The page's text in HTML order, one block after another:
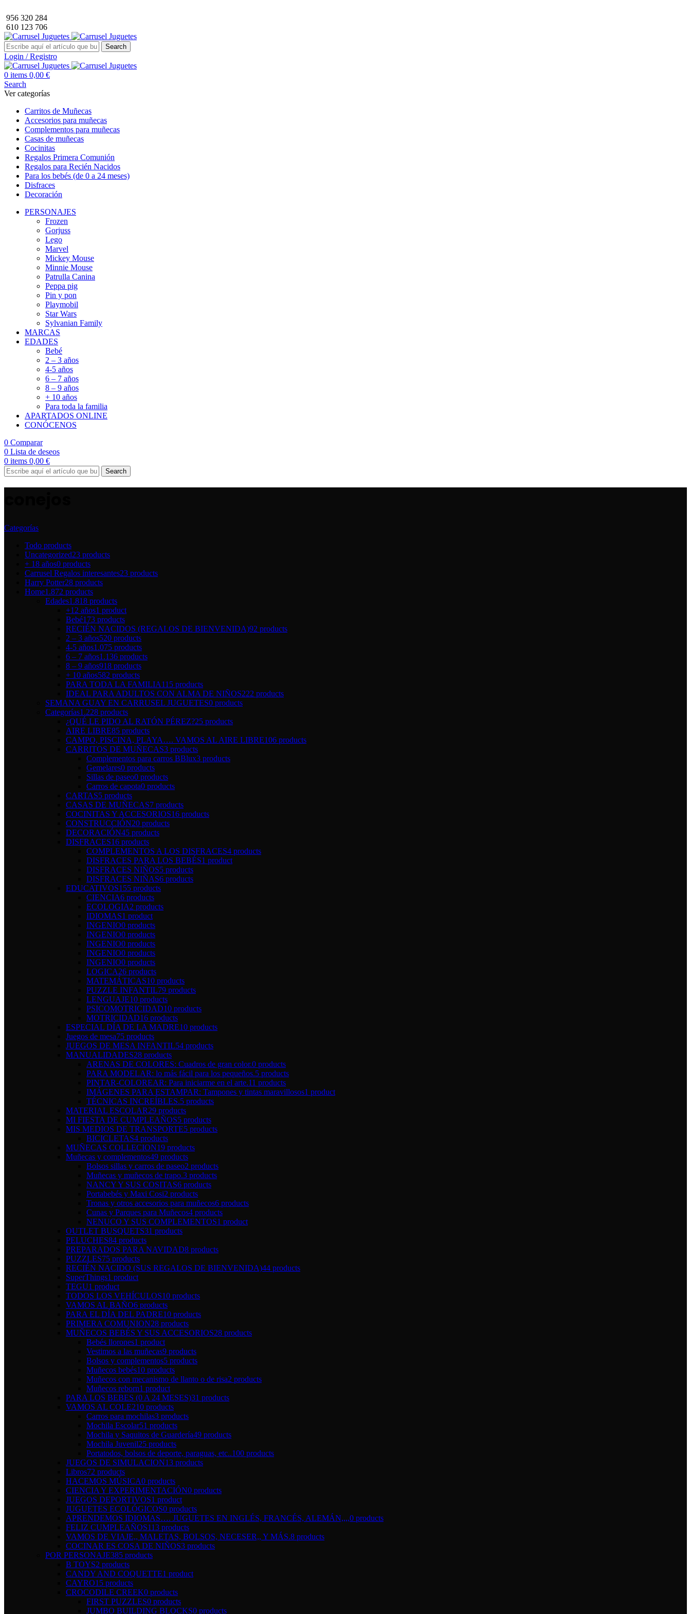
956 320 284
610 123 706
Search
Login / Registro
0 items 0,00 €
Search
Ver categorías
Carritos de Muñecas
Accesorios para muñecas
Complementos para muñecas
Casas de muñecas
Cocinitas
Regalos Primera Comunión
Regalos para Recién Nacidos
Para los bebés (de 0 a 24 meses)
Disfraces
Decoración
PERSONAJES
Frozen
Gorjuss
Lego
Marvel
Mickey Mouse
Minnie Mouse
Patrulla Canina
Peppa pig
Pin y pon
Playmobil
Star Wars
Sylvanian Family
MARCAS
EDADES
Bebé
2 – 3 años
4-5 años
6 – 7 años
8 – 9 años
+ 10 años
Para toda la familia
APARTADOS ONLINE
CONÓCENOS
0 Comparar
0 Lista de deseos
0 items 0,00 €
Search
Categorías
Todo products
Uncategorized23 products
+ 18 años0 products
Carrusel Regalos interesantes23 products
Harry Potter28 products
Home1.872 products
Edades1.818 products
+12 años1 product
Bebé173 products
RECIÉN NACIDOS (REGALOS DE BIENVENIDA)92 products
2 – 3 años520 products
4-5 años1.075 products
6 – 7 años1.136 products
8 – 9 años918 products
+ 10 años582 products
PARA TODA LA FAMILIA115 products
IDEAL PARA ADULTOS CON ALMA DE NIÑOS222 products
SEMANA GUAY EN CARRUSEL JUGUETES0 products
Categorías1.228 products
¿QUÉ LE PIDO AL RATÓN PÉREZ?25 products
AIRE LIBRE85 products
CAMPO, PISCINA, PLAYA…. VAMOS AL AIRE LIBRE106 products
CARRITOS DE MUÑECAS3 products
Complementos para carros BBlux3 products
Gemelares0 products
Sillas de paseo0 products
Carros de capota0 products
CARTAS5 products
CASAS DE MUÑECAS7 products
COCINITAS Y ACCESORIOS16 products
CONSTRUCCIÓN20 products
DECORACIÓN45 products
DISFRACES16 products
COMPLEMENTOS A LOS DISFRACES4 products
DISFRACES PARA LOS BEBÉS1 product
DISFRACES NIÑOS5 products
DISFRACES NIÑAS6 products
EDUCATIVOS155 products
CIENCIA6 products
ECOLOGIA2 products
IDIOMAS1 product
INGENIO0 products
INGENIO0 products
INGENIO0 products
INGENIO0 products
INGENIO0 products
LOGICA26 products
MATEMÁTICAS10 products
PUZZLE INFANTIL79 products
LENGUAJE10 products
PSICOMOTRICIDAD10 products
MOTRICIDAD16 products
ESPECIAL DÍA DE LA MADRE10 products
Juegos de mesa75 products
JUEGOS DE MESA INFANTIL54 products
MANUALIDADES28 products
ARENAS DE COLORES: Cuadros de gran color.0 products
PARA MODELAR: lo más fácil para los pequeños.5 products
PINTAR-COLOREAR: Para iniciarme en el arte.11 products
IMÁGENES PARA ESTAMPAR: Tampones y tintas maravillosos1 product
TÉCNICAS INCREÍBLES.5 products
MATERIAL ESCOLAR29 products
MI FIESTA DE CUMPLEAÑOS5 products
MIS MEDIOS DE TRANSPORTE5 products
BICICLETAS4 products
MUÑECAS COLLECION19 products
Muñecas y complementos49 products
Bolsos sillas y carros de paseo2 products
Muñecas y muñecos de trapo.3 products
NANCY Y SUS COSITAS6 products
Portabebés y Maxi Cosi2 products
Tronas y otros accesorios para muñecos6 products
Cunas y Parques para Muñecos4 products
NENUCO Y SUS COMPLEMENTOS1 product
OUTLET BUSQUETS31 products
PELUCHES84 products
PREPARADOS PARA NAVIDAD8 products
PUZZLES75 products
RECIÉN NACIDO (SUS REGALOS DE BIENVENIDA)44 products
SuperThings1 product
TEGU1 product
TODOS LOS VEHÍCULOS10 products
VAMOS AL BAÑO6 products
PARA EL DÍA DEL PADRE10 products
PRIMERA COMUNION28 products
MUÑECOS BEBÉS Y SUS ACCESORIOS28 products
Bebés llorones1 product
Vestimos a las muñecas9 products
Bolsos y complementos5 products
Muñecos bebés10 products
Muñecos con mecanismo de llanto o de risa2 products
Muñecos reborn1 product
PARA LOS BEBES (0 A 24 MESES)31 products
VAMOS AL COLE210 products
Carros para mochilas3 products
Mochila Escolar51 products
Mochila y Saquitos de Guardería49 products
Mochila Juvenil25 products
Portatodos, bolsos de deporte, paraguas, etc..100 products
JUEGOS DE SIMULACION13 products
Libros72 products
HACEMOS MÚSICA0 products
CIENCIA Y EXPERIMENTACIÓN0 products
JUEGOS DEPORTIVOS1 product
JUGUETES ECOLÓGICOS0 products
APRENDEMOS IDIOMAS…. JUGUETES EN INGLÉS, FRANCÉS, ALEMÁN,,,,0 products
FELIZ CUMPLEAÑOS113 products
VAMOS DE VIAJE,, MALETAS, BOLSOS, NECESER,, Y MÁS.8 products
COCINAR ES COSA DE NIÑOS3 products
POR PERSONAJE385 products
B TOYS2 products
CANDY AND COQUETTE1 product
CAYRO15 products
CROCODILE CREEK0 products
FIRST PUZZLES0 products
JUMBO BUILDING BLOCKS0 products